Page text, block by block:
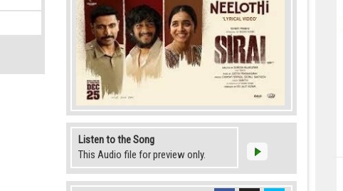
Listen to the Song
This Audio file for preview only.